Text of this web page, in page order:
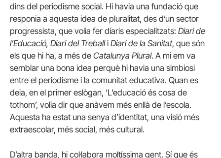
dins del periodisme social. Hi havia una fundació que
responia a aquesta idea de pluralitat, des d’un sector
progressista, que volia fer diaris especialitzats: Diari de
l’Educació, Diari del Treballi Diari de la Sanitat, que són
els que hi ha, a més de Catalunya Plural. A mi em va
semblar una bona idea perquè hi havia una simbiosi
entre el periodisme i la comunitat educativa. Quan es
deia, en el primer eslògan, ‘L’educació és cosa de
tothom’, volia dir que anàvem més enllà de l’escola.
Aquesta ha estat una senya d’identitat, una visió més
extraescolar, més social, més cultural.
D’altra banda, hi col·labora moltíssima gent. Sí que és